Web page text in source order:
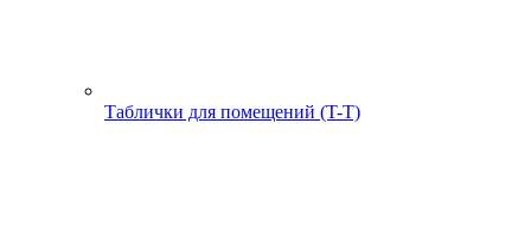
Таблички для помещений (T-T)